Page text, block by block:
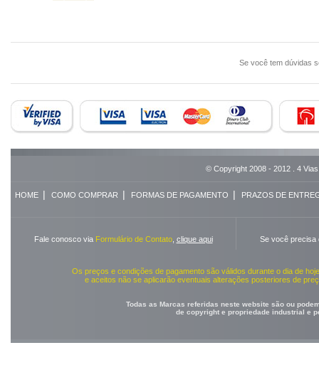
Se você tem dúvidas
© Copyright 2008 - 2012 . 4
HOME| COMO COMPRAR | FORMAS DE PAGAMENTO | PRAZOS DE
Fale conosco via Formulário de Contato, clique aqui Se você precisa
Os preços e condições de pagamento são válidos durante o dia de
e aceitos não se aplicarão eventuais alterações posteriores de
Todas as Marcas referidas neste website são ou
de copyright e propriedade industrial e